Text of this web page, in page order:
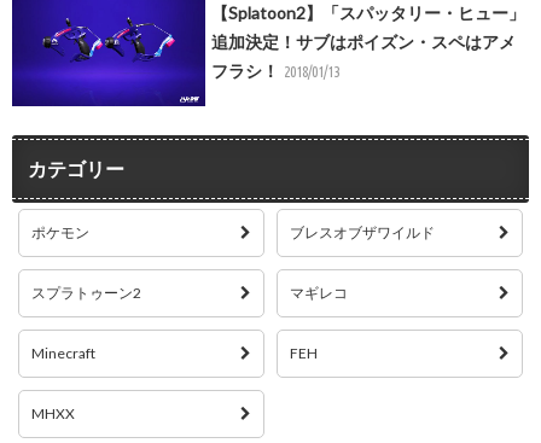
【Splatoon2】「スパッタリー・ヒュー」
追加決定！サブはポイズン・スペはアメ
フラシ！
2018/01/13
カテゴリー
ポケモン ブレスオブザワイルド
スプラトゥーン2 マギレコ
Minecraft FEH
MHXX